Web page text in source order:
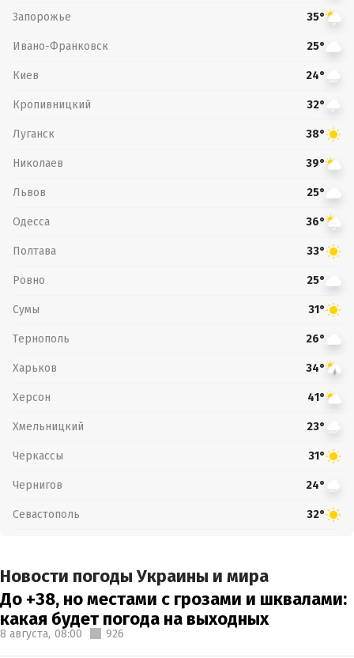
Запорожье 35°
Ивано-Франковск 25°
Киев 24°
Кропивницкий 32°
Луганск 38°
Николаев 39°
Львов 25°
Одесса 36°
Полтава 33°
Ровно 25°
Сумы 31°
Тернополь 26°
Харьков 34°
Херсон 41°
Хмельницкий 23°
Черкассы 31°
Чернигов 24°
Севастополь 32°
Новости погоды Украины и мира
До +38, но местами с грозами и шквалами:
какая будет погода на выходных
8 августа, 08:00 926